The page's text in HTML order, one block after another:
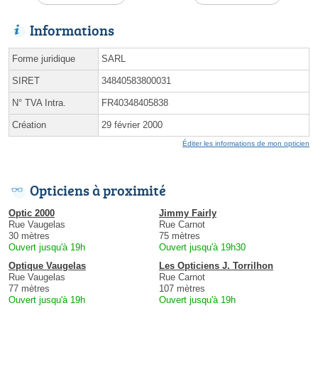
Informations
Forme juridique SARL
SIRET 34840583800031
N° TVA Intra. FR40348405838
Création 29 février 2000
Éditer les informations de mon opticien
Opticiens à proximité
Optic 2000
Rue Vaugelas
30 mètres
Ouvert jusqu'à 19h
Jimmy Fairly
Rue Carnot
75 mètres
Ouvert jusqu'à 19h30
Optique Vaugelas
Rue Vaugelas
77 mètres
Ouvert jusqu'à 19h
Les Opticiens J. Torrilhon
Rue Carnot
107 mètres
Ouvert jusqu'à 19h